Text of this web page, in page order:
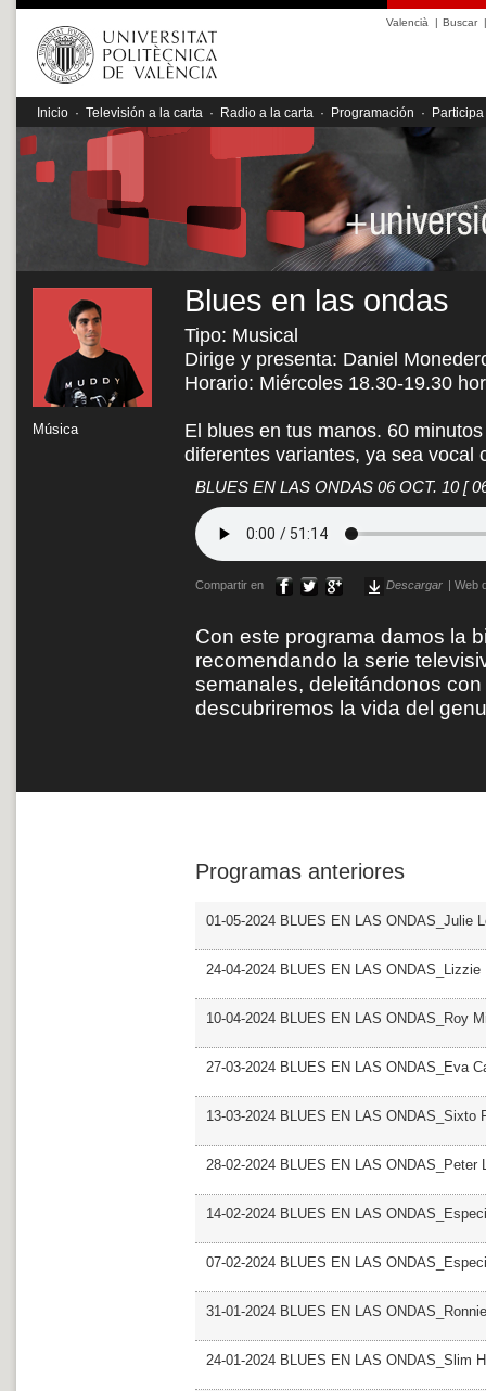
Valencià | Buscar|
Inicio · Televisión a la carta · Radio a la carta · Programación · Participa
Música
Blues en las ondas
Tipo: Musical
Dirige y presenta: Daniel
Horario: Miércoles 18.30-19.30
El blues en tus manos. 60
diferentes variantes, ya sea
BLUES EN LAS ONDAS 06 OCT. 10[
Compartir en Descargar Web
Con este programa damos la
recomendando la serie
semanales, deleitándonos
descubriremos la vida del
Programas anteriores
01-05-2024 BLUES EN LAS ONDAS_Julie
24-04-2024 BLUES EN LAS ONDAS_Lizzie
10-04-2024 BLUES EN LAS ONDAS_Roy
27-03-2024 BLUES EN LAS ONDAS_Eva
13-03-2024 BLUES EN LAS ONDAS_Sixto
28-02-2024 BLUES EN LAS ONDAS_Peter
14-02-2024 BLUES EN LAS
07-02-2024 BLUES EN LAS
31-01-2024 BLUES EN LAS
24-01-2024 BLUES EN LAS ONDAS_Slim